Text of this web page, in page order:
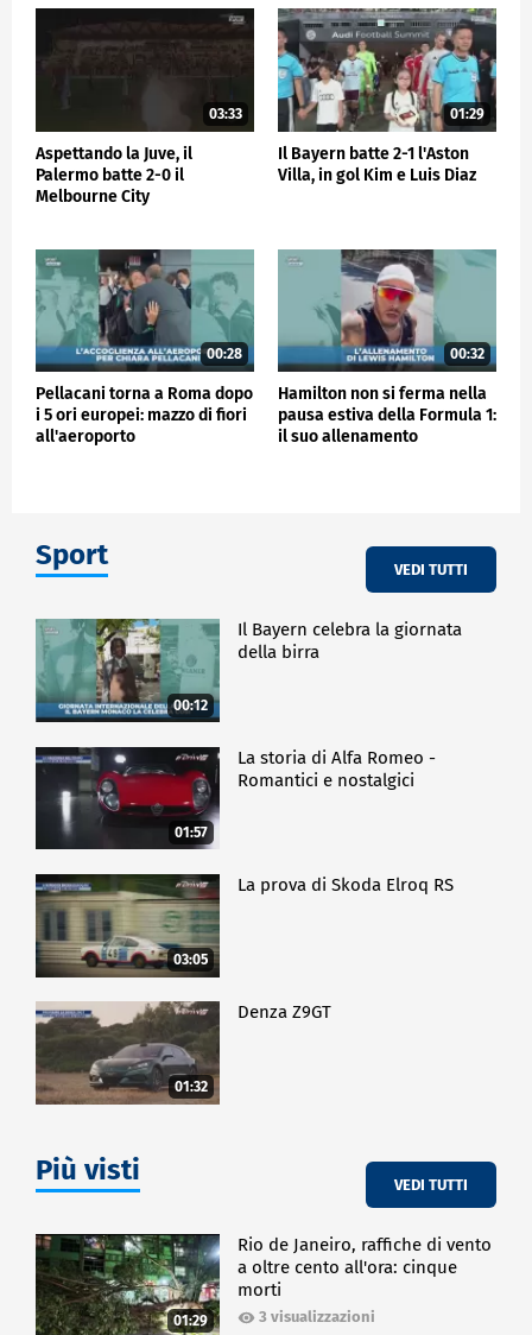
03:33
Aspettando la Juve, il
Palermo batte 2-0 il
Melbourne City
01:29
Il Bayern batte 2-1 l'Aston
Villa, in gol Kim e Luis Diaz
00:28
Pellacani torna a Roma dopo
i 5 ori europei: mazzo di fiori
all'aeroporto
00:32
Hamilton non si ferma nella
pausa estiva della Formula 1:
il suo allenamento
Sport VEDI TUTTI
00:12
Il Bayern celebra la giornata
della birra
01:57
La storia di Alfa Romeo -
Romantici e nostalgici
03:05
La prova di Skoda Elroq RS
01:32
Denza Z9GT
Più visti VEDI TUTTI
01:29
Rio de Janeiro, raffiche di vento
a oltre cento all'ora: cinque
morti
3 visualizzazioni